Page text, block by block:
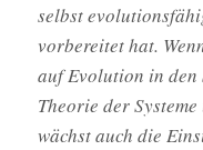
selbst
vorbereitet hat.
auf Evolution in den
Theorie der
wächst auch die